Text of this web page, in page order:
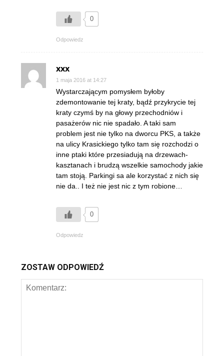
0
Odpowiedz
xxx
1 maja 2016 at 14:27
Wystarczającym pomysłem byłoby
zdemontowanie tej kraty, bądź przykrycie tej
kraty czymś by na głowy przechodniów i
pasażerów nic nie spadało. A taki sam
problem jest nie tylko na dworcu PKS, a także
na ulicy Krasickiego tylko tam się rozchodzi o
inne ptaki które przesiadują na drzewach-
kasztanach i brudzą wszelkie samochody jakie
tam stoją. Parkingi sa ale korzystać z nich się
nie da.. I też nie jest nic z tym robione…
0
Odpowiedz
ZOSTAW ODPOWIEDŹ